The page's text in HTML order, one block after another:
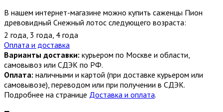
В нашем интернет-магазине можно купить саженцы Пион
древовидный Снежный лотос следующего возраста:
2 года 3 года 4 года
Оплата и доставка
Варианты доставки: курьером по Москве и области,
самовывоз или СДЭК по РФ.
Оплата: наличными и картой (при доставке курьером или
самовывозе), переводом или при получении в СДЭК.
Подробнее на странице Доставка и оплата.